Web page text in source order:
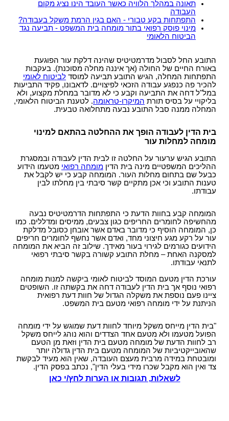
תאונה במהלך הלוויה כאשר העובד הינו נציג מקום
העבודה
התפתחות בקע טבורי - האם בגין הרמת משקל בעבודה?
מינוי פוסק רפואי בתור מומחה בית המשפט - תביעה נגד
הביטוח הלאומי
התובע החל לסבול מדרמטיטיס שהינה דלקת עור הפוגעת
באורח החיים של החולה (אך איננה מחלה מסוכנת). בעקבות
התפתחות המחלה, הגיש התובע תביעה למוסד לביטוח לאומי
להכיר פה כנפגע עבודה הזכאי לפיצויים. לדאבונו, פקיד התביעות
במל"ל דחה את התביעה וקבע כי לא מדובר במחלת מקצוע, ולא
בליקויי על בסיס תורת המיקרו-טראומה. לטענת הביטוח הלאומי,
המחלה ממנה סבל התובע נבעה מתחלואה טבעית.
בית הדין לעבודה הופך את ההחלטה בהתאם למינוי
מומחה למחלות עור
התובע הגיש ערעור על החלטה זו לבית הדין לעבודה ובמסגרת
ההליכים המשפטיים מינה בית הדין מומחה רפואי מטעמו הידוע
כבעל שם בתחום מחלות העור. המומחה קבע כי יש לקבל את
טענות התובע וכי אכן מתקיים קשר סיבתי בין מחלתו לבין
עבודתו.
המומחה קבע בחוות הדעת כי התפתחות הדרמטיטיס נבעה
מהחשיפה לחומרים החריפים כגון צבעים, ממיסים ומדללים. כמו
כן, המומחה הוסיף כי מדובר באדם אשר אובחן כסובל מדלקת
עור על רקע מגע חיצוני מחד, ואדם אשר נחשף לחומרים חריפים
הידועים כגורמים לגירוי בעור מאידך. שילוב זה הביא את המומחה
למסקנה האחת – מחלת התובע קשורה בקשר סיבתי רפואי
לתנאי עבודתו.
עורכת הדין מטעם המוסד לביטוח לאומי ביקשה למנות מומחה
רפואי נוסף אך בית הדין לעבודה דחה את בקשתה זו. השופטים
ציינו פעם נוספת את משקלה הגדול של חוות דעת רפואית
הניתנת על ידי מומחה רפואי מטעם בית המשפט.
"בית הדין מייחס משקל מיוחד לחוות דעת שמוגש על ידי מומחה
הפועל מטעמו ולא מטעם אחד הצדדים והוא נוהג לייחס משקל
רב לחוות הדעת של מומחה מטעם בית הדין וזאת מן הטעם
שהאובייקטיביות של המומחה מטעם בית הדין גדולה יותר
ומובטחת במידה מרבית מעצם העובדה, שאין הוא מעיד לבקשת
צד ואין הוא מקבל שכרו מידי בעלי הדין", נכתב בפסק הדין.
לשאלות, תגובות או הערות לחץ/י כאן